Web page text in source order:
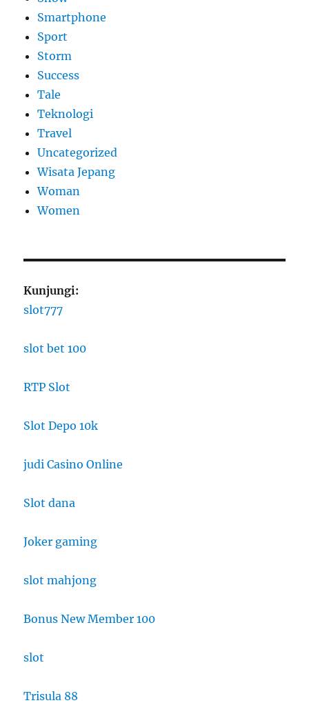
Smartphone
Sport
Storm
Success
Tale
Teknologi
Travel
Uncategorized
Wisata Jepang
Woman
Women
Kunjungi:
slot777
slot bet 100
RTP Slot
Slot Depo 10k
judi Casino Online
Slot dana
Joker gaming
slot mahjong
Bonus New Member 100
slot
Trisula 88